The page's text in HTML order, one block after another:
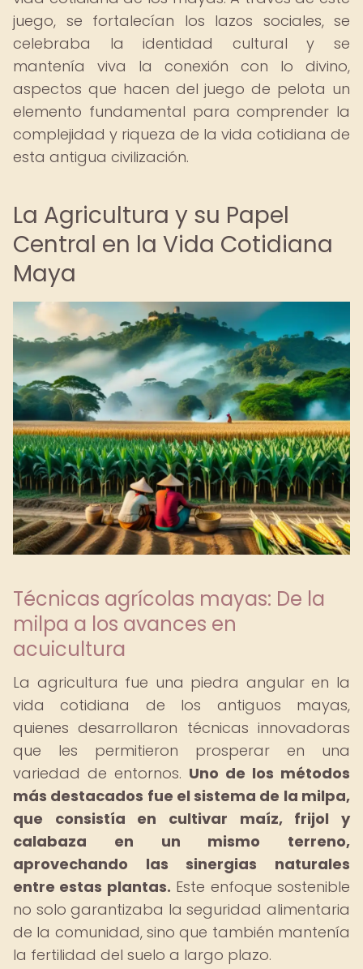
juego, se fortalecían los lazos sociales, se
celebraba la identidad cultural y se
mantenía viva la conexión con lo divino,
aspectos que hacen del juego de pelota un
elemento fundamental para comprender la
complejidad y riqueza de la vida cotidiana de
esta antigua civilización.
La Agricultura y su Papel
Central en la Vida Cotidiana
Maya
Técnicas agrícolas mayas: De la
milpa a los avances en
acuicultura
La agricultura fue una piedra angular en la
vida cotidiana de los antiguos mayas,
quienes desarrollaron técnicas innovadoras
que les permitieron prosperar en una
variedad de entornos. Uno de los métodos
más destacados fue el sistema de la milpa,
que consistía en cultivar maíz, frijol y
calabaza en un mismo terreno,
aprovechando las sinergias naturales
entre estas plantas. Este enfoque sostenible
no solo garantizaba la seguridad alimentaria
de la comunidad, sino que también mantenía
la fertilidad del suelo a largo plazo.